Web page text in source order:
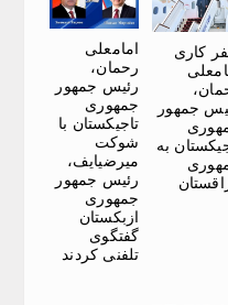
کاری
جمهور
به
امامعلی
رحمان،
رئیس جمهور
جمهوری
تاجیکستان با
شوکت
میرضیایف،
رئیس جمهور
جمهوری
ازبکستان
گفتگوی
تلفنی کردند